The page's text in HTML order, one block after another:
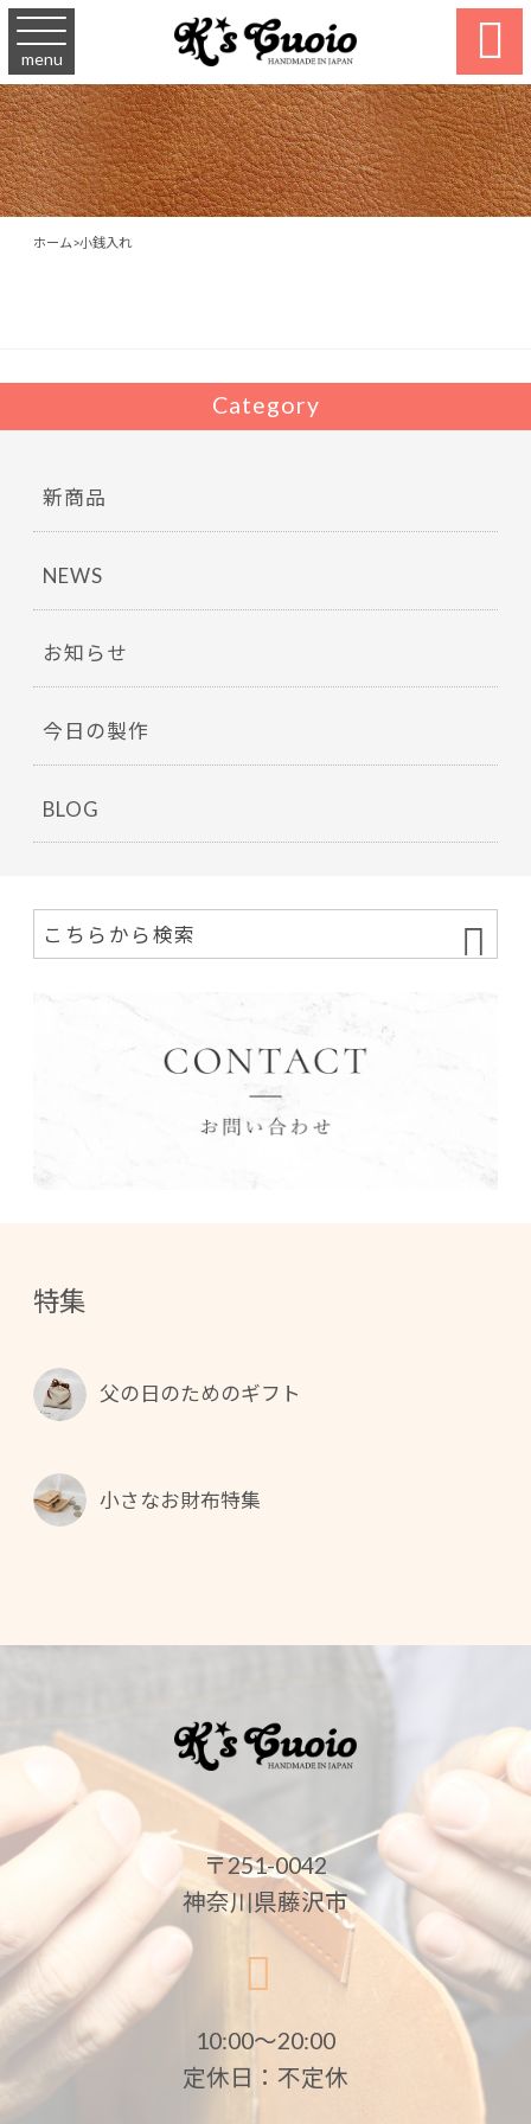
menu 
ホーム>小銭入れ
Category
新商品
NEWS
お知らせ
今日の製作
BLOG
特集
父の日のためのギフト
小さなお財布特集
〒251-0042
神奈川県藤沢市
10:00〜20:00
定休日：不定休